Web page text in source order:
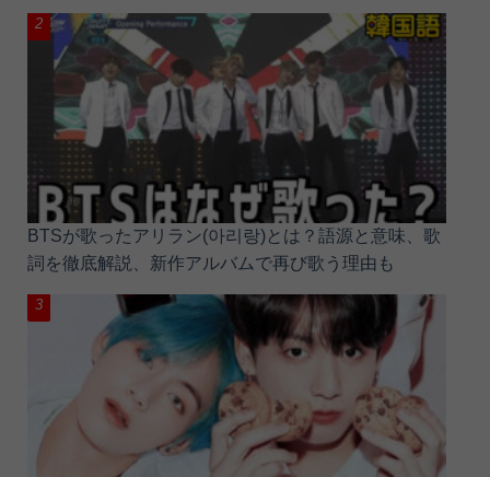
BTSが歌ったアリラン(아리랑)とは？語源と意味、歌
詞を徹底解説、新作アルバムで再び歌う理由も